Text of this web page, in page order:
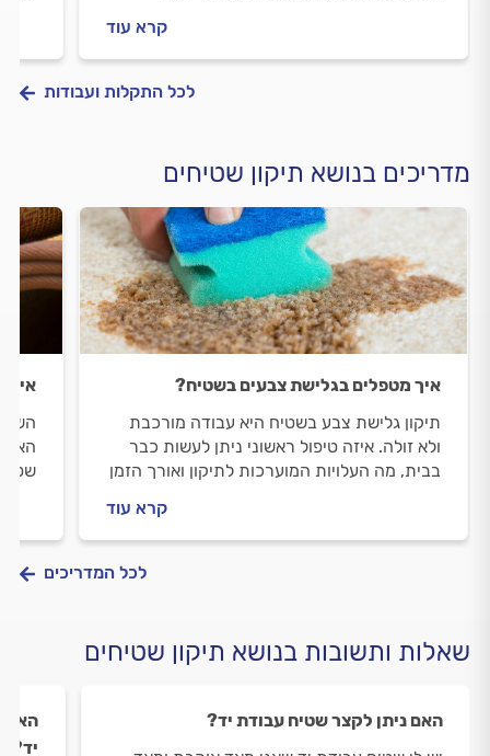
קרא עוד
לכל התקלות ועבודות
מדריכים בנושא תיקון שטיחים
איך מטפלים בגלישת צבעים בשטיח?
תיקון גלישת צבע בשטיח היא עבודה מורכבת
ולא זולה. איזה טיפול ראשוני ניתן לעשות כבר
בבית, מה העלויות המוערכות לתיקון ואורך הזמן
קרא עוד
איך
האם
לכל המדריכים
שאלות ותשובות בנושא תיקון שטיחים
האם ניתן לקצר שטיח עבודת יד?
האם
יד?